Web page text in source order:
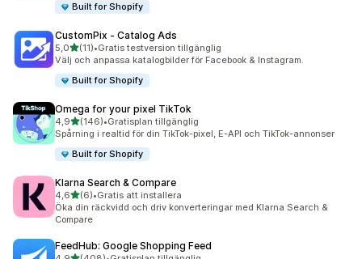
Built for Shopify
CustomPix ‑ Catalog Ads
5,0av 5 stjärnor
(11)
11 recensioner totalt
•Gratis testversion tillgänglig
Välj och anpassa katalogbilder för Facebook & Instagram.
Built for Shopify
Omega for your pixel TikTok
4,9av 5 stjärnor
(146)
146 recensioner totalt
•Gratisplan tillgänglig
Spårning i realtid för din TikTok-pixel, E-API och TikTok-annonser
Built for Shopify
Klarna Search & Compare
4,6av 5 stjärnor
(6)
6 recensioner totalt
•Gratis att installera
Öka din räckvidd och driv konverteringar med Klarna Search &
Compare
FeedHub: Google Shopping Feed